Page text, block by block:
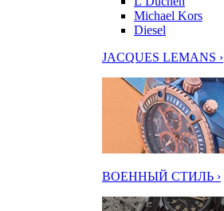
Michael Kors
Diesel
JACQUES LEMANS ›
ВОЕННЫЙ СТИЛЬ ›